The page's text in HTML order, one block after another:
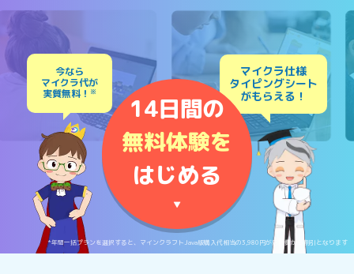
今なら
マイクラ代が
実質無料！ ※
マイクラ仕様
タイピングシート
がもらえる！
14日間の
無料体験を
はじめる
▼
*年間一括プランを選択すると、マインクラフトJava版購入代相当の3,980円が月額費から割引となります